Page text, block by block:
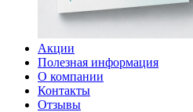
Акции
Полезная информация
О компании
Контакты
Отзывы